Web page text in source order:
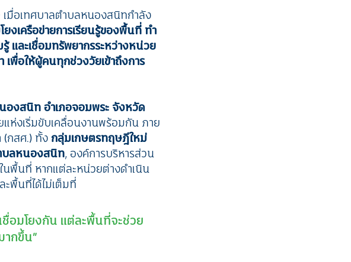
มื่อเทศบาลตำบลหนองสนิทกำลัง
งเครือข่ายการเรียนรู้ของพื้นที่ ทำ
และเชื่อมทรัพยากรระหว่างหน่วย
พื่อให้ผู้คนทุกช่วงวัยเข้าถึงการ
องสนิท อำเภอจอมพระ จังหวัด
ห่งเริ่มขับเคลื่อนงานพร้อมกัน ภาย
(กสศ.) ทั้งกลุ่มเกษตรทฤษฎีใหม่
บลหนองสนิท, องค์การบริหารส่วน
นพื้นที่ หากแต่ละหน่วยต่างดำเนิน
พื้นที่ได้ไม่เต็มที่
ชื่อมโยงกัน แต่ละพื้นที่จะช่วย
กขึ้น”